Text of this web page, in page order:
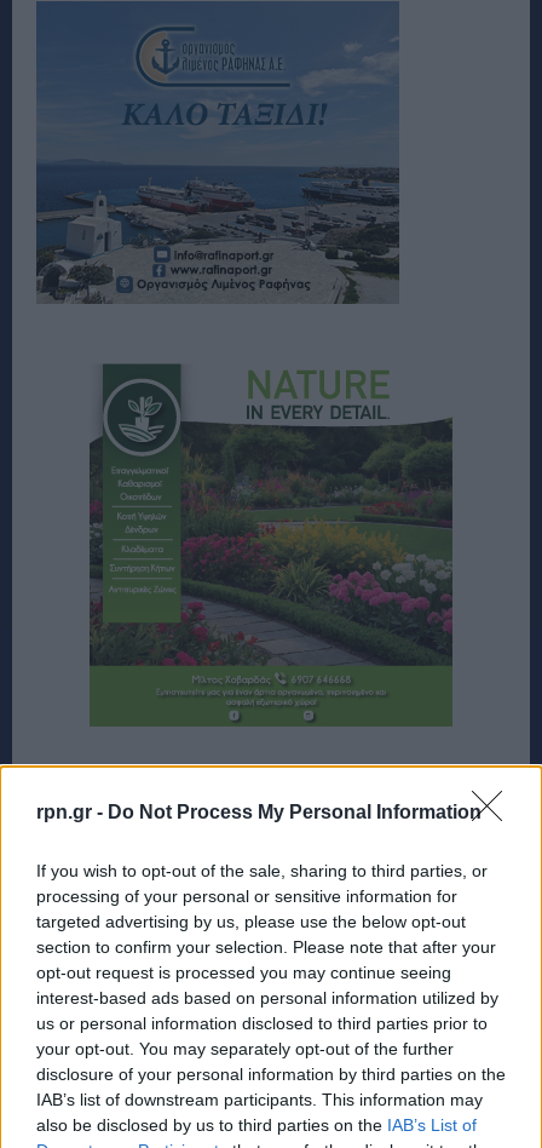
rpn.gr - Do Not Process My Personal Information
If you wish to opt-out of the sale, sharing to third parties, or
processing of your personal or sensitive information for
targeted advertising by us, please use the below opt-out
section to confirm your selection. Please note that after your
opt-out request is processed you may continue seeing
interest-based ads based on personal information utilized by
us or personal information disclosed to third parties prior to
your opt-out. You may separately opt-out of the further
disclosure of your personal information by third parties on the
IAB’s list of downstream participants. This information may
also be disclosed by us to third parties on the IAB’s List of